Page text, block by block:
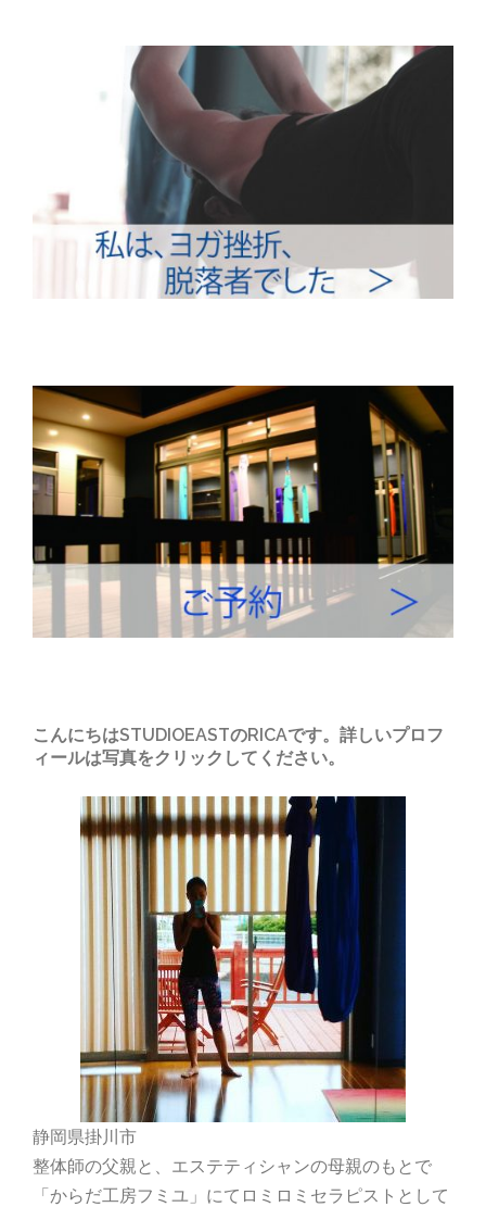
こんにちはSTUDIOEASTのRICAです。詳しいプロフ
ィールは写真をクリックしてください。
静岡県掛川市
整体師の父親と、エステティシャンの母親のもとで
「からだ工房フミユ」にてロミロミセラピストとして